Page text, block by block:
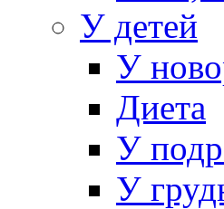
У детей
У
Диета
У
У